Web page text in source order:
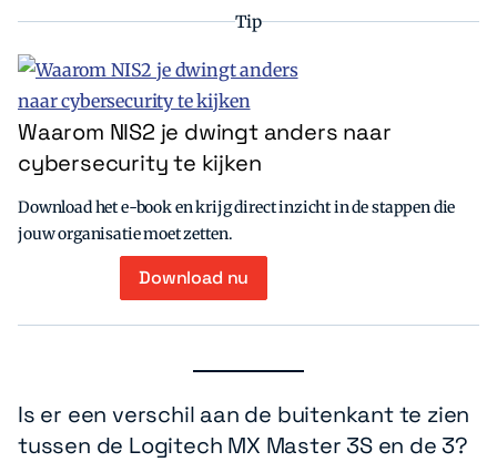
Tip
Waarom NIS2 je dwingt anders naar
cybersecurity te kijken
Download het e-book en krijg direct inzicht in de stappen die
jouw organisatie moet zetten.
Download nu
Is er een verschil aan de buitenkant te zien
tussen de Logitech MX Master 3S en de 3?